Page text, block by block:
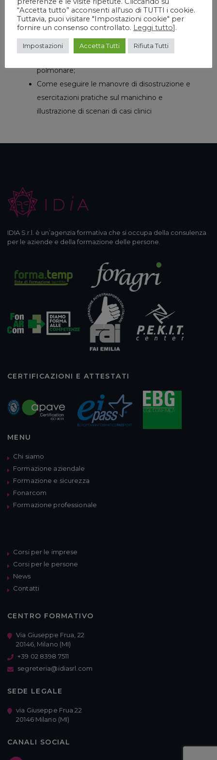
Riconoscimento dell’arresto cardio-circolatorio;
Come fare la chiamata al 112;
Come eseguire le compressioni toraciche e
insufflazioni;
polmonare;
Come eseguire le manovre di disostruzione e
esercitazioni pratiche sul manichino e
illustrazione di scenari di casi clinici
IDIA S.r.l. è un’agenzia formativa che si occupa della consulenza
per le aziende e della formazione delle persone.
CERTIFICAZIONI E ATTESTATI
MENU
Chi siamo
Formazione aziendale
Formazione e sicurezza
Fonarcom
Formazione professionale
Corsi per le imprese
Corsi per le persone
News
Contatti
CENTRO FORMATIVO
Via Giuseppe Frua, 22
20146, Milano (MI)
+39 02 8398 7511
segreteria@idiasrl.com
SEDE LEGALE
via Giuseppe Frua 22
20146 Milano (MI)
CANALI SOCIAL
“Accetta tutto” acconsenti all'uso di TUTTI i cookie.
Tuttavia, puoi visitare "Impostazioni cookie" per
fornire un consenso controllato. Leggi tutto].
Impostazioni Accetta Tutti Rifiuta Tutti